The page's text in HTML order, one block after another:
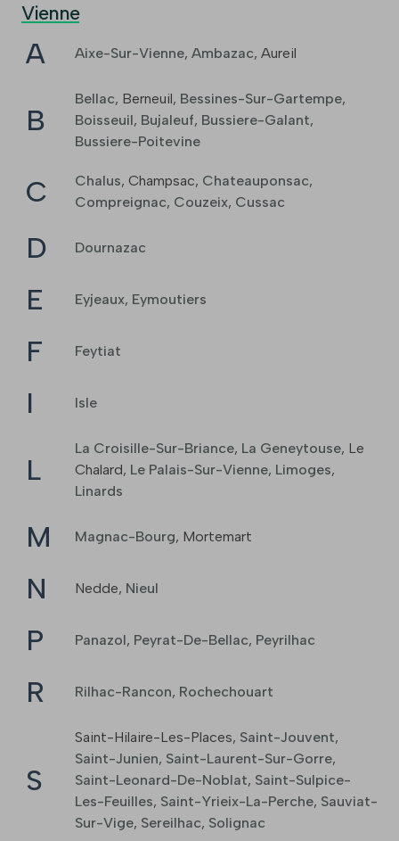
Vienne
A Aixe-Sur-Vienne, Ambazac, Aureil
B
Bellac, Berneuil, Bessines-Sur-Gartempe,
Boisseuil, Bujaleuf, Bussiere-Galant,
Bussiere-Poitevine
C Chalus, Champsac, Chateauponsac,
Compreignac, Couzeix, Cussac
D Dournazac
E Eyjeaux, Eymoutiers
F Feytiat
I Isle
L
La Croisille-Sur-Briance, La Geneytouse, Le
Chalard, Le Palais-Sur-Vienne, Limoges,
Linards
M Magnac-Bourg, Mortemart
N Nedde, Nieul
P Panazol, Peyrat-De-Bellac, Peyrilhac
R Rilhac-Rancon, Rochechouart
S
Saint-Hilaire-Les-Places, Saint-Jouvent,
Saint-Junien, Saint-Laurent-Sur-Gorre,
Saint-Leonard-De-Noblat, Saint-Sulpice-
Les-Feuilles, Saint-Yrieix-La-Perche, Sauviat-
Sur-Vige, Sereilhac, Solignac